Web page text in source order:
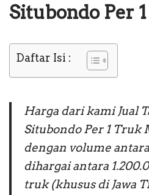
Situbondo Per
Daftar Isi :
Harga dari kami Jual
Situbondo Per 1 Truk
dengan volume
dihargai antara
truk (khusus di Jawa